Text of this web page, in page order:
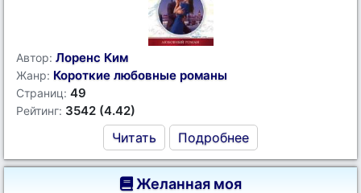
Автор: Лоренс Ким
Жанр: Короткие любовные романы
Страниц: 49
Рейтинг: 3542 (4.42)
Читать Подробнее
Желанная моя